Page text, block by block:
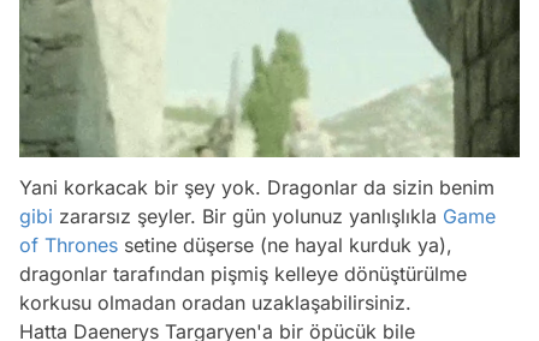
Yani korkacak bir şey yok. Dragonlar da sizin benim
gibi zararsız şeyler. Bir gün yolunuz yanlışlıkla Game
of Thrones setine düşerse (ne hayal kurduk ya),
dragonlar tarafından pişmiş kelleye dönüştürülme
korkusu olmadan oradan uzaklaşabilirsiniz.
Hatta Daenerys Targaryen'a bir öpücük bile